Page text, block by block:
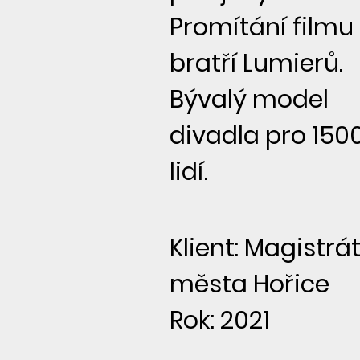
Promítání filmu
bratří Lumierů.
Bývalý model
divadla pro
lidí.
Klient: Magistrát
města Hořice
Rok: 2021